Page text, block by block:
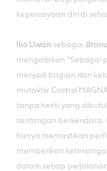
kepercayaan diri di
Iko Uwais sebagai
mengatakan "Sebagai
menjadi bagian dari
mutakhir Castrol
tanpa henti yang
tantangan berkendara.
hanya memastikan
memberikan
dalam setiap